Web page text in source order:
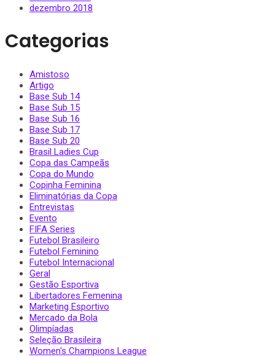
dezembro 2018
Categorias
Amistoso
Artigo
Base Sub 14
Base Sub 15
Base Sub 16
Base Sub 17
Base Sub 20
Brasil Ladies Cup
Copa das Campeãs
Copa do Mundo
Copinha Feminina
Eliminatórias da Copa
Entrevistas
Evento
FIFA Series
Futebol Brasileiro
Futebol Feminino
Futebol Internacional
Geral
Gestão Esportiva
Libertadores Femenina
Marketing Esportivo
Mercado da Bola
Olimpíadas
Seleção Brasileira
Women's Champions League